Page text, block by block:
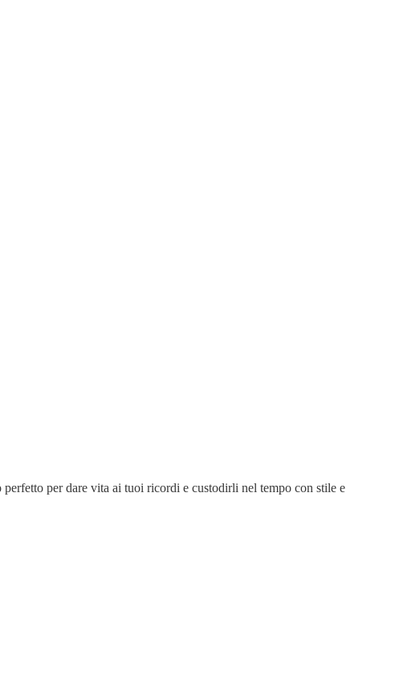
per dare vita ai tuoi ricordi e custodirli nel tempo con stile e